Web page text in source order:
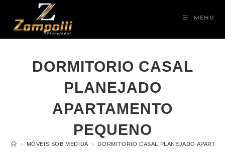
MENU
DORMITORIO CASAL
PLANEJADO
APARTAMENTO
PEQUENO
> MÓVEIS SOB MEDIDA > DORMITORIO CASAL PLANEJADO